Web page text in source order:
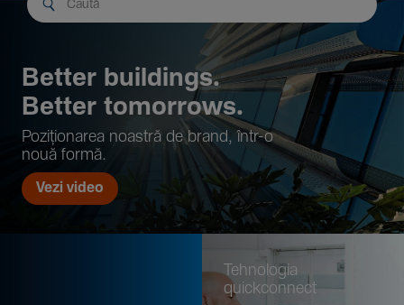
Better buil­dings.
Better tomor­rows.
Pozi­țio­narea noastră de brand, într-o
nouă formă.
Vezi video
Tehno­logia
quickconnect